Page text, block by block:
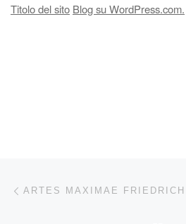
Titolo del sito Blog su WordPress.com.
Navigazione